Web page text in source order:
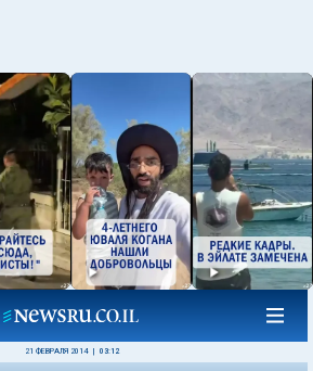
21 ФЕВРАЛЯ 2014 03:12